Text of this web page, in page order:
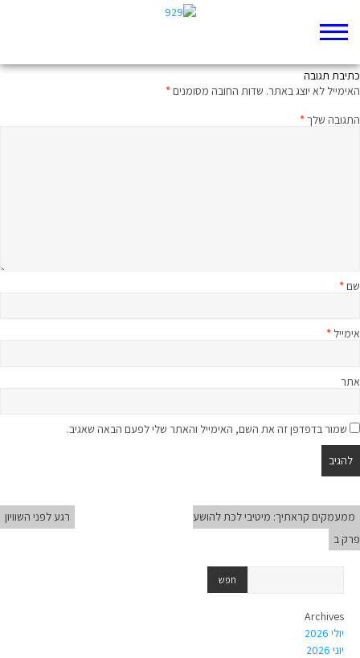
כתיבת תגובה
האימייל לא יוצג באתר. שדות החובה מסומנים*
התגובה שלך*
שם*
אימייל *
אתר
שמור בדפדפן זה את השם, האימייל והאתר שלי לפעם הבאה שאגיב.
ממעמקים קראתיך: מיטיבי לכת להושע
פרק ב
רגע לפני השוויון
Archives
יולי 2026
יוני 2026